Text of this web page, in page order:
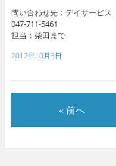
問い合わせ先：デイサービス
047-711-5461
担当：柴田まで
2012年10月3日
« 前へ